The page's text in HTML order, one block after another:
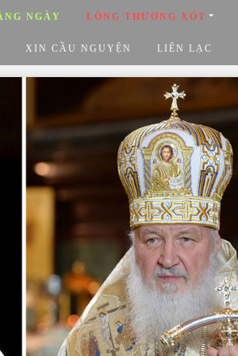
NGÀY LÒNG THƯƠNG XÓT
XIN CẦU NGUYỆN LIÊN LẠC